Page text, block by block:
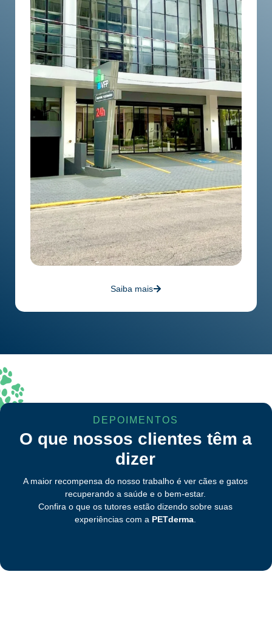
Saiba mais
DEPOIMENTOS
O que nossos clientes têm a
dizer
A maior recompensa do nosso trabalho é ver cães e gatos
recuperando a saúde e o bem-estar.
Confira o que os tutores estão dizendo sobre suas
experiências com a PETderma.